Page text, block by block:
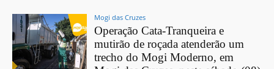
Mogi das Cruzes
Operação Cata-Tranqueira e
mutirão de roçada atenderão um
trecho do Mogi Moderno, em